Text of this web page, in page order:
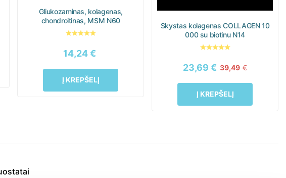
Gliukozaminas, kolagenas,
chondroitinas, MSM N60
14,24€
Į KREPŠELĮ
Skystas kolagenas COLLAGEN 10
000 su biotinu N14
39,49€
23,69€
Į KREPŠELĮ